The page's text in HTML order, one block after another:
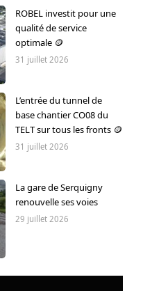
ROBEL investit pour une
qualité de service
optimale 🪙
31 juillet 2026
L’entrée du tunnel de
base chantier CO08 du
TELT sur tous les fronts 🪙
31 juillet 2026
La gare de Serquigny
renouvelle ses voies
29 juillet 2026